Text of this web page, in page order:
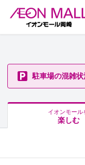
駐車場の混雑状
イオンモール
楽しむ